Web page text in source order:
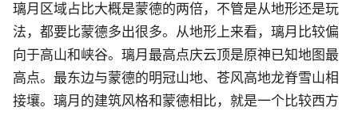
璃月区域占比大概是蒙德的两倍，不管是从地形还是玩
法，都要比蒙德多出很多。从地形上来看，璃月比较偏
向于高山和峡谷。璃月最高点庆云顶是原神已知地图最
高点。最东边与蒙德的明冠山地、苍风高地龙脊雪山相
接壤。璃月的建筑风格和蒙德相比，就是一个比较西方